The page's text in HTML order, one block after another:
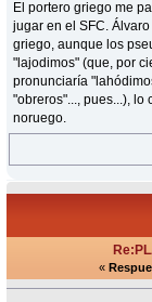
El portero griego me
jugar en el SFC.
griego, aunque los
"lajodimos" (que, por
pronunciaría
"obreros"..., pues...),
noruego.
«